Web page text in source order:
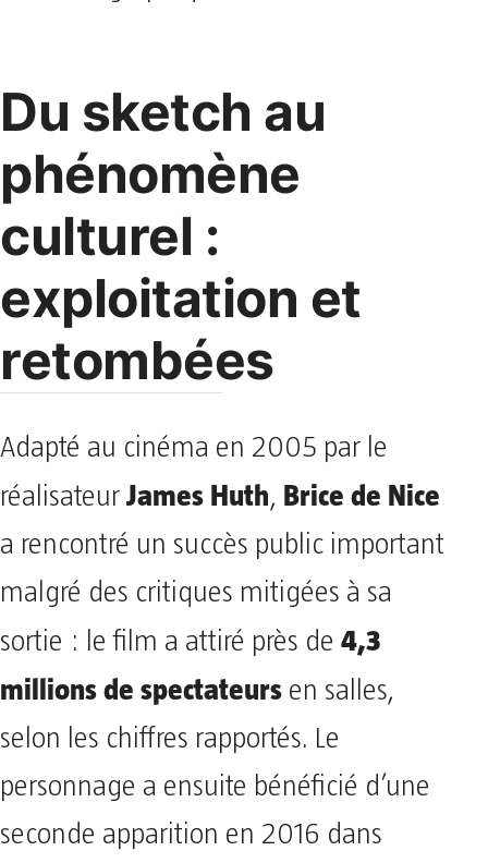
Du sketch au
phénomène
culturel :
exploitation et
retombées
Adapté au cinéma en 2005 par le
réalisateur James Huth, Brice de Nice
a rencontré un succès public important
malgré des critiques mitigées à sa
sortie : le film a attiré près de 4,3
millions de spectateurs en salles,
selon les chiffres rapportés. Le
personnage a ensuite bénéficié d’une
seconde apparition en 2016 dans